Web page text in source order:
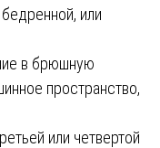
или
в брюшную
пространство,
или четвертой